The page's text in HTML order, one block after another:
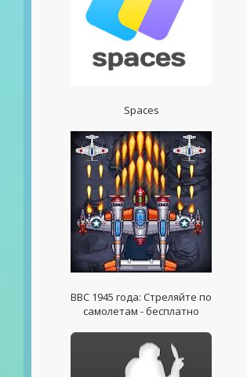
Spaces
ВВС 1945 года: Стреляйте по
самолетам - бесплатно